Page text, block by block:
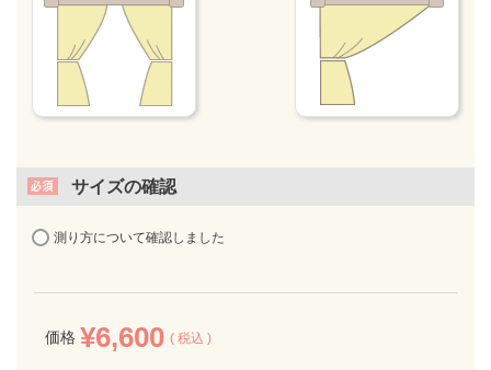
サイズの確認
測り方について確認しました
価格 ¥6,600 税込